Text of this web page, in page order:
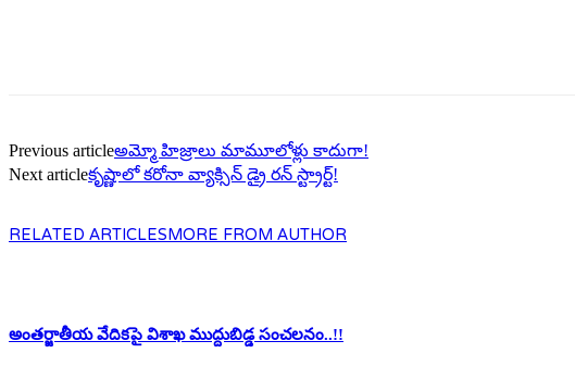
Previous articleఅమ్మో హిజ్రాలు మామూలోళ్లు కాదుగా!
Next articleకృష్ణాలో క‌రోనా వ్యాక్సిన్ డ్రై ర‌న్ స్ట్రార్ట్‌!
RELATED ARTICLESMORE FROM AUTHOR
అంతర్జాతీయ వేదికపై విశాఖ ముద్దుబిడ్డ సంచలనం..!!